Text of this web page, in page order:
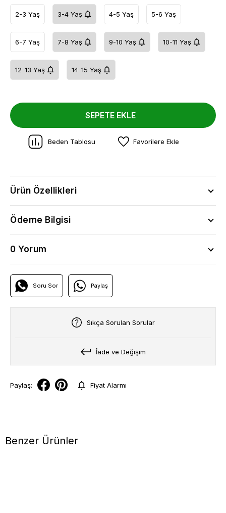
2-3 Yaş 3-4 Yaş 4-5 Yaş 5-6 Yaş
6-7 Yaş 7-8 Yaş 9-10 Yaş 10-11 Yaş
12-13 Yaş 14-15 Yaş
SEPETE EKLE
Beden Tablosu Favorilere Ekle
Ürün Özellikleri
Ödeme Bilgisi
0 Yorum
Soru Sor Paylaş
Sıkça Sorulan Sorular
İade ve Değişim
Paylaş: Fiyat Alarmı
Benzer Ürünler